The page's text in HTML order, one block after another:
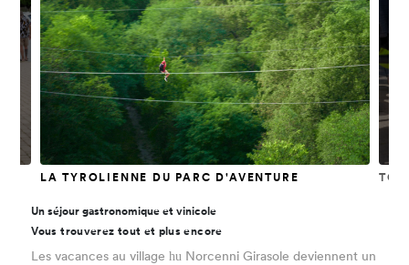
LA TYROLIENNE DU PARC D'AVENTURE
Un séjour gastronomique et vinicole
Vous trouverez tout et plus encore
Les vacances au villagehu Norcenni Girasole deviennent un